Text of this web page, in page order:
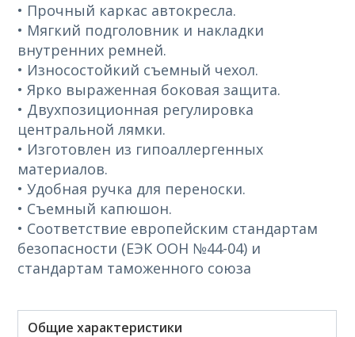
• Прочный каркас автокресла.
• Мягкий подголовник и накладки
внутренних ремней.
• Износостойкий съемный чехол.
• Ярко выраженная боковая защита.
• Двухпозиционная регулировка
центральной лямки.
• Изготовлен из гипоаллергенных
материалов.
• Удобная ручка для переноски.
• Съемный капюшон.
• Соответствие европейским стандартам
безопасности (ЕЭК ООН №44-04) и
стандартам таможенного союза
Общие характеристики